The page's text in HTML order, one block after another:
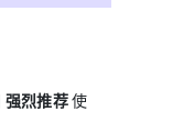
强烈推荐使